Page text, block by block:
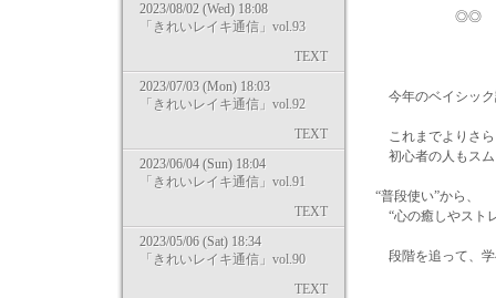
2023/08/02 (Wed) 18:08
「きれいレイキ通信」vol.93
TEXT
2023/07/03 (Mon) 18:03
「きれいレイキ通信」vol.92
TEXT
2023/06/04 (Sun) 18:04
「きれいレイキ通信」vol.91
TEXT
2023/05/06 (Sat) 18:34
「きれいレイキ通信」vol.90
TEXT
◎◎ ヒーリ
今年のベイシッ
これまでよりさ
初心者の人もスム
“普段使い”から、
“心の癒しやスト
段階を追って、